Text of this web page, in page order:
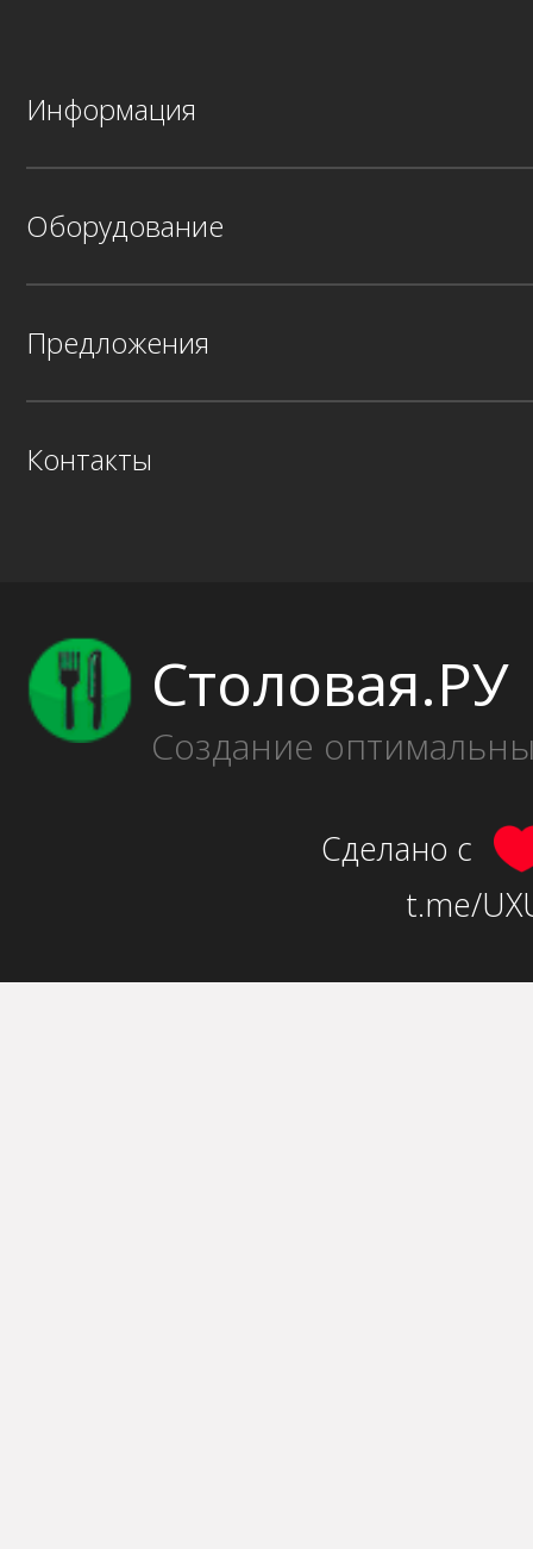
Информация
Оборудование
Предложения
Контакты
Столовая.РУ
Создание
Сделано с
t.me/